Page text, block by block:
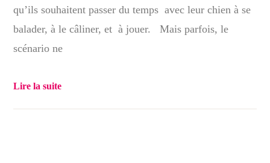
qu’ils souhaitent passer du temps avec leur chien à se
balader, à le câliner, et à jouer. Mais parfois, le
scénario ne
Lire la suite